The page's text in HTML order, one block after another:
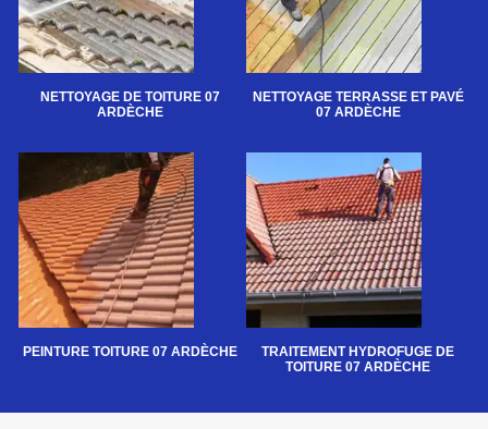
NETTOYAGE DE TOITURE 07
ARDÈCHE
NETTOYAGE TERRASSE ET PAVÉ
07 ARDÈCHE
PEINTURE TOITURE 07 ARDÈCHE
TRAITEMENT HYDROFUGE DE
TOITURE 07 ARDÈCHE